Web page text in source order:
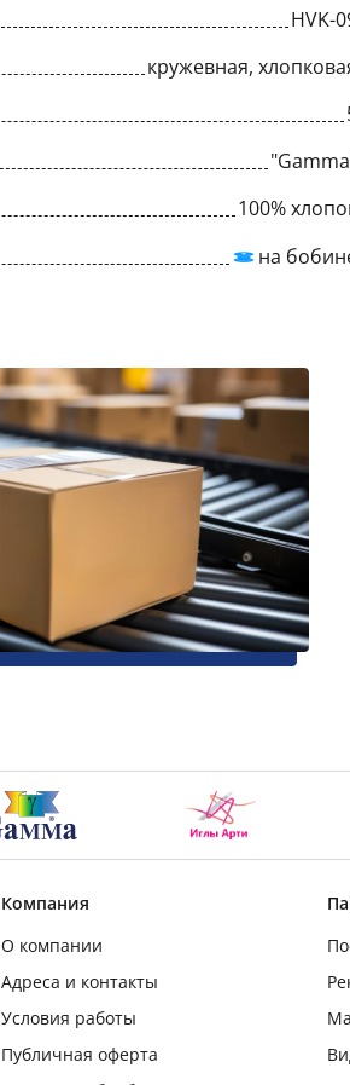
HVK-
кружевная,
100%
на
Компания
О компании
Адреса и контакты
Условия работы
Публичная оферта